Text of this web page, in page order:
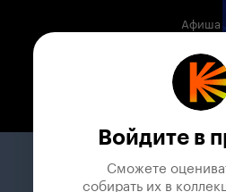
Афиша
Музыка
Служба
Войдите в
Сможете
собирать их в